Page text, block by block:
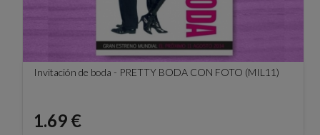
Invitación de boda - PRETTY BODA CON FOTO (MIL11)
Precio
1.69 €